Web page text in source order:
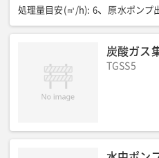
処理量目安(㎥/h): 6 原水ポンプ
炭酸ガス気化器出力(W): 380 放
炭酸ガスボンベ集合装置: ガス取
全幅(mm) 全高(mm)
炭酸ガス
TGSS5